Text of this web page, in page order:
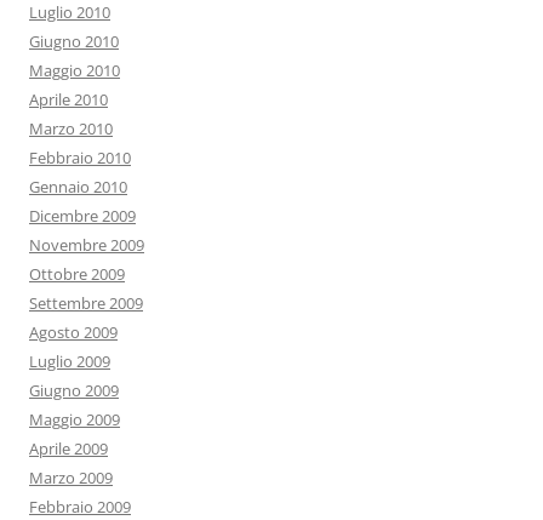
Luglio 2010
Giugno 2010
Maggio 2010
Aprile 2010
Marzo 2010
Febbraio 2010
Gennaio 2010
Dicembre 2009
Novembre 2009
Ottobre 2009
Settembre 2009
Agosto 2009
Luglio 2009
Giugno 2009
Maggio 2009
Aprile 2009
Marzo 2009
Febbraio 2009